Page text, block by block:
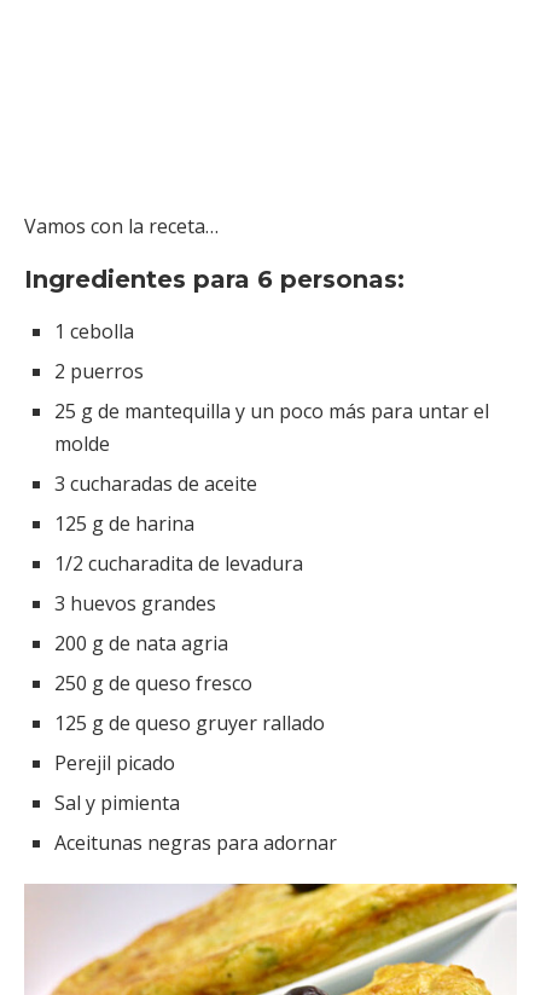
Vamos con la receta…
Ingredientes para 6 personas:
1 cebolla
2 puerros
25 g de mantequilla y un poco más para untar el
molde
3 cucharadas de aceite
125 g de harina
1/2 cucharadita de levadura
3 huevos grandes
200 g de nata agria
250 g de queso fresco
125 g de queso gruyer rallado
Perejil picado
Sal y pimienta
Aceitunas negras para adornar